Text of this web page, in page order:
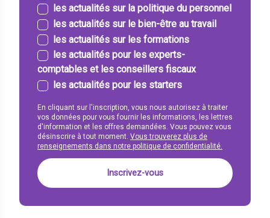
les actualités sur la politique du personnel
les actualités sur le bien-être au travail
les actualités sur les formations
les actualités pour les experts-
comptables et les conseillers fiscaux
les actualités pour les starters
En cliquant sur l'inscription, vous nous autorisez à traiter
vos données pour vous fournir les informations, les lettres
d'information et les offres demandées. Vous pouvez vous
désinscrire à tout moment. Vous trouverez plus de
renseignements dans notre politique de confidentialité.